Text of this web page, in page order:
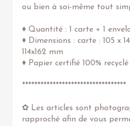
ou bien à soi-même tout
♦ Quantité : 1 carte + 1
♦ Dimensions : carte : 105 x
114x162 mm
♦ Papier certifié 100% recyclé
**********************************
✿ Les articles sont
rapproché afin de vous